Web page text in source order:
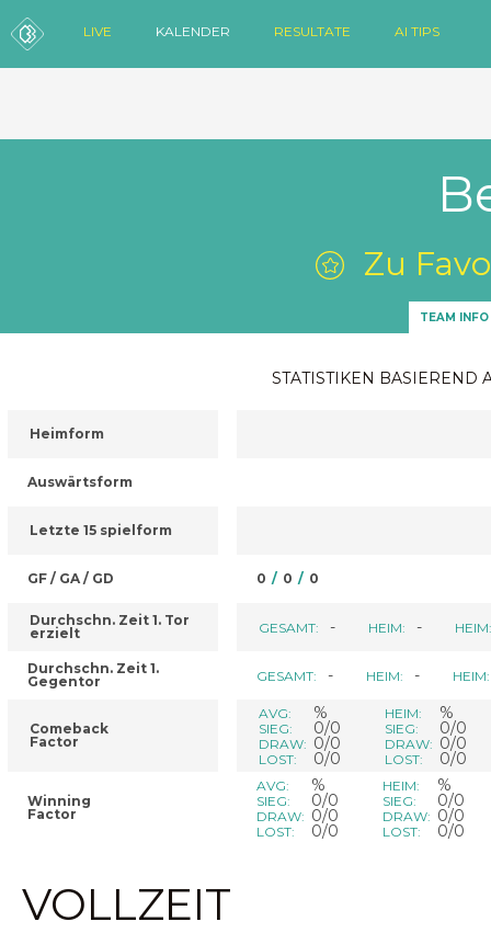
LIVE KALENDER RESULTATE AI TIPS
Zu
TEAM INFO
STATISTIKEN BASIEREND
Heimform
Auswärtsform
Letzte 15 spielform
GF / GA / GD
Durchschn. Zeit 1. Tor
erzielt
Durchschn. Zeit 1.
Gegentor
Comeback
Factor
Winning
Factor
0 / 0 / 0
GESAMT: - HEIM: - HEIM:
GESAMT: - HEIM: - HEIM:
AVG: %
SIEG: 0/0
DRAW: 0/0
LOST: 0/0
HEIM: %
SIEG: 0/0
DRAW: 0/0
LOST: 0/0
AVG: %
SIEG: 0/0
DRAW: 0/0
LOST: 0/0
HEIM: %
SIEG: 0/0
DRAW: 0/0
LOST: 0/0
VOLLZEIT